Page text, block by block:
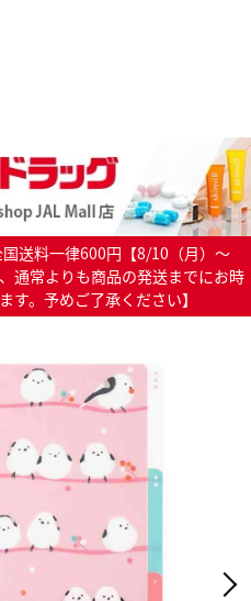
送料一律600円【8/10（月）～
通常よりも商品の発送までにお時
す。予めご了承ください】